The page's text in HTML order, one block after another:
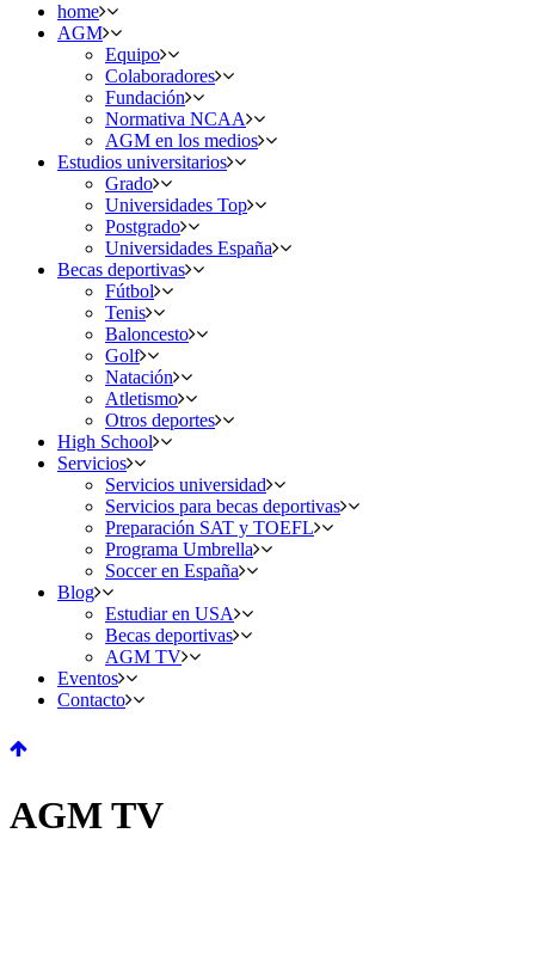
home
AGM
Equipo
Colaboradores
Fundación
Normativa NCAA
AGM en los medios
Estudios universitarios
Grado
Universidades Top
Postgrado
Universidades España
Becas deportivas
Fútbol
Tenis
Baloncesto
Golf
Natación
Atletismo
Otros deportes
High School
Servicios
Servicios universidad
Servicios para becas deportivas
Preparación SAT y TOEFL
Programa Umbrella
Soccer en España
Blog
Estudiar en USA
Becas deportivas
AGM TV
Eventos
Contacto
AGM TV